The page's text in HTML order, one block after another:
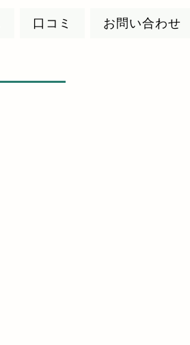
口コミ お問い合わせ